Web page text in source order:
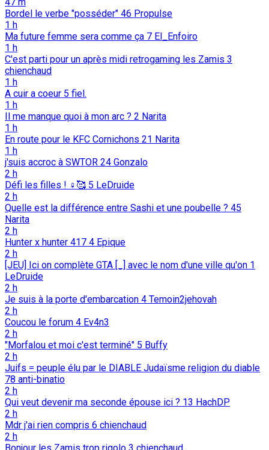
Bordel le verbe "posséder" 46 Propulse
1 h
Ma future femme sera comme ça 7 El_Enfoiro
1 h
C'est parti pour un après midi retrogaming les Zamis 3
chienchaud
1 h
A cuir a coeur 5 fiel.
1 h
Il me manque quoi à mon arc ? 2 Narita
1 h
En route pour le KFC Cornichons 21 Narita
1 h
j'suis accroc à SWTOR 24 Gonzalo
2 h
Défi les filles ! ♀️🥰 5 LeDruide
2 h
Quelle est la différence entre Sashi et une poubelle ? 45
Narita
2 h
Hunter x hunter 417 4 Epique
2 h
[JEU] Ici on complète GTA [_] avec le nom d'une ville qu'on 1
LeDruide
2 h
Je suis à la porte d'embarcation 4 Temoin2jehovah
2 h
Coucou le forum 4 Ev4n3
2 h
"Morfalou et moi c'est terminé" 5 Buffy
2 h
Juifs = peuple élu par le DIABLE Judaïsme religion du diable
78 anti-binatio
2 h
Qui veut devenir ma seconde épouse ici ? 13 HachDP
2 h
Mdr j'ai rien compris 6 chienchaud
2 h